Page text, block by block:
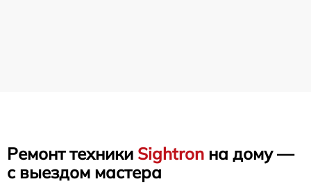
Ремонт техники Sightron на дому —
с выездом мастера